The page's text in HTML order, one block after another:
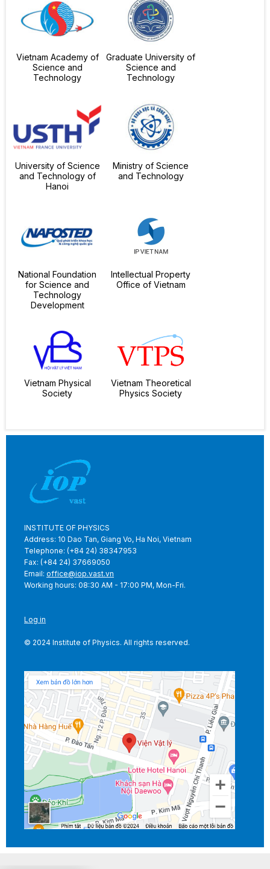
Vietnam Academy of
Science and
Technology
Graduate University of
Science and
Technology
University of Science
and Technology of
Hanoi
Ministry of Science
and Technology
National Foundation
for Science and
Technology
Development
Intellectual Property
Office of Vietnam
Vietnam Physical
Society
Vietnam Theoretical
Physics Society
INSTITUTE OF PHYSICS
Address: 10 Dao Tan, Giang Vo, Ha Noi, Vietnam
Telephone: (+84 24) 38347953
Fax: (+84 24) 37669050
Email: office@iop.vast.vn
Working hours: 08:30 AM - 17:00 PM, Mon-Fri.
Log in
© 2024 Institute of Physics. All rights reserved.